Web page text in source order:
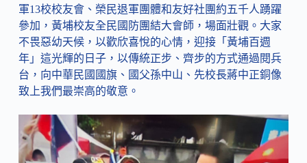
軍13校校友會、榮民退軍團體和友好社團約五千人踴躍
參加，黃埔校友全民國防團結大會師，場面壯觀。大家
不畏惡幼天候，以歡欣喜悅的心情，迎接「黃埔百週
年」這光輝的日子，以傳統正步、齊步的方式通過閱兵
台，向中華民國國旗、國父孫中山、先校長蔣中正銅像
致上我們最崇高的敬意。